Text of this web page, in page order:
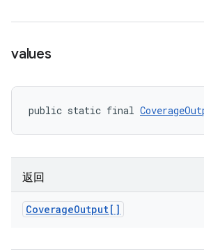
values
public static final
返回
CoverageOutput[]